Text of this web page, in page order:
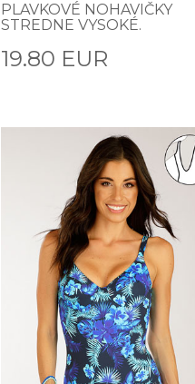
PLAVKOVÉ NOHAVIČKY
STREDNE VYSOKÉ.
19.80 EUR